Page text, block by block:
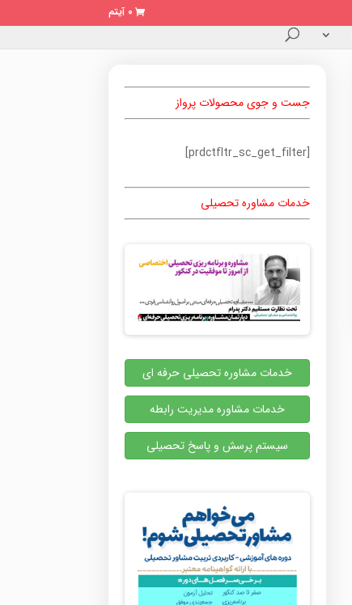
0 آیتم
جست و جوی محصولات پرواز
[prdctfltr_sc_get_filter]
خدمات مشاوره تحصیلی
خدمات مشاوره تحصیلی حرفه ای
خدمات مشاوره مدیریت رابطه
سیستم پرسش و پاسخ تحصیلی